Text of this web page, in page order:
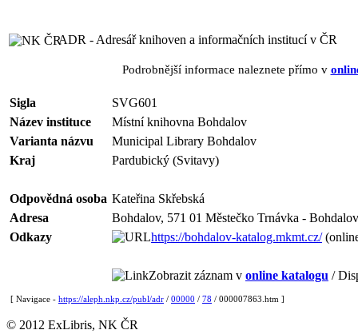
ADR - Adresář knihoven a informačních institucí v ČR
Podrobnější informace naleznete přímo v
Sigla
SVG601
Název instituce
Místní knihovna Bohdalov
Varianta názvu
Municipal Library Bohdalov
Kraj
Pardubický (Svitavy)
Odpovědná osoba Kateřina Skřebská
Adresa
Bohdalov, 571 01 Městečko Trnávka - Bohdalov
Odkazy
https://bohdalov-katalog.mkmt.cz/
Zobrazit záznam v online katalogu /
[ Navigace - https://aleph.nkp.cz/publ/adr / 00000 / 78 / 000007863.htm ]
© 2012 ExLibris, NK ČR